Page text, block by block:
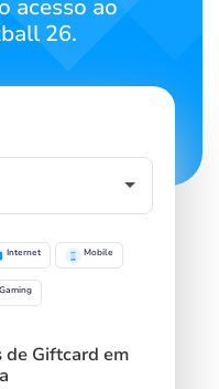
acesso ao
26.
Internet Mobile
de Giftcard em